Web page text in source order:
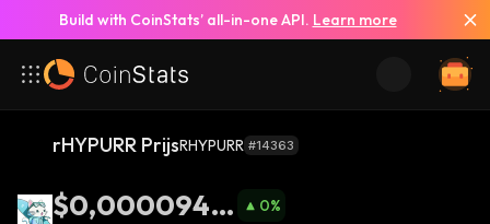
Build with CoinStats’ all-in-one API. Learn more
rHYPURR PrijsRHYPURR #14363
$0,0000949
0%